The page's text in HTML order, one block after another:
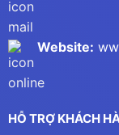
Website:
HỖ TRỢ KHÁCH